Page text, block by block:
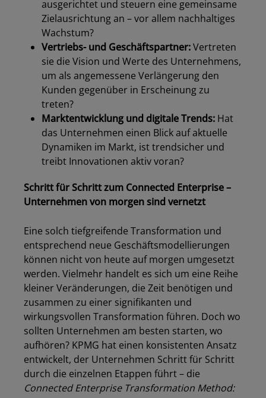
ausgerichtet und steuern eine gemeinsame
Zielausrichtung an – vor allem nachhaltiges
Wachstum?
Vertriebs- und Geschäftspartner:Vertreten
sie die Vision und Werte des Unternehmens,
um als angemessene Verlängerung den
Kunden gegenüber in Erscheinung zu
treten?
Marktentwicklung und digitale Trends: Hat
das Unternehmen einen Blick auf aktuelle
Dynamiken im Markt, ist trendsicher und
treibt Innovationen aktiv voran?
Schritt für Schritt zum Connected Enterprise –
Unternehmen von morgen sind vernetzt
Eine solch tiefgreifende Transformation und
entsprechend neue Geschäftsmodellierungen
können nicht von heute auf morgen umgesetzt
werden. Vielmehr handelt es sich um eine Reihe
kleiner Veränderungen, die Zeit benötigen und
zusammen zu einer signifikanten und
wirkungsvollen Transformation führen. Doch wo
sollten Unternehmen am besten starten, wo
aufhören? KPMG hat einen konsistenten Ansatz
entwickelt, der Unternehmen Schritt für Schritt
durch die einzelnen Etappen führt – die
Connected Enterprise Transformation Method: